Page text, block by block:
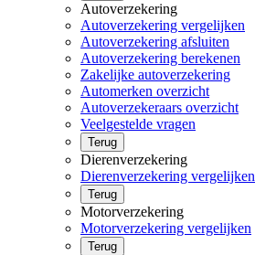
Autoverzekering
Autoverzekering vergelijken
Autoverzekering afsluiten
Autoverzekering berekenen
Zakelijke autoverzekering
Automerken overzicht
Autoverzekeraars overzicht
Veelgestelde vragen
Terug
Dierenverzekering
Dierenverzekering vergelijken
Terug
Motorverzekering
Motorverzekering vergelijken
Terug